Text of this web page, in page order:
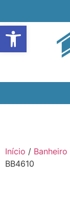
Open toolbar
Início / Banheiro
BB4610